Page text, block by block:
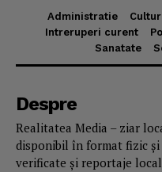
Administratie
Intreruperi curent
Sanatate
Despre
Realitatea Media – ziar
disponibil în format fizic
verificate și reportaje